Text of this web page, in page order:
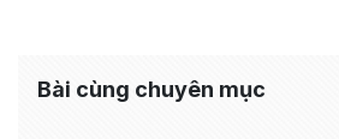
Bài cùng chuyên mục